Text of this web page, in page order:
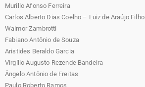
Murillo Afonso Ferreira
Carlos Alberto Dias Coelho – Luiz de Araújo Filho
Walmor Zambrotti
Fabiano Antônio de Souza
Aristides Beraldo Garcia
Virgílio Augusto Rezende Bandeira
Ângelo Antônio de Freitas
Paulo Roberto Ramos